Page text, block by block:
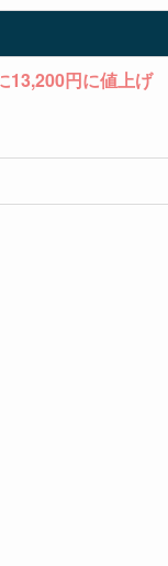
13,200円に値上げ